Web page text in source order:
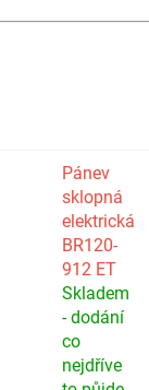
Pánev
sklopná
elektrická
BR120-
912 ET
Skladem
- dodání
co
nejdříve